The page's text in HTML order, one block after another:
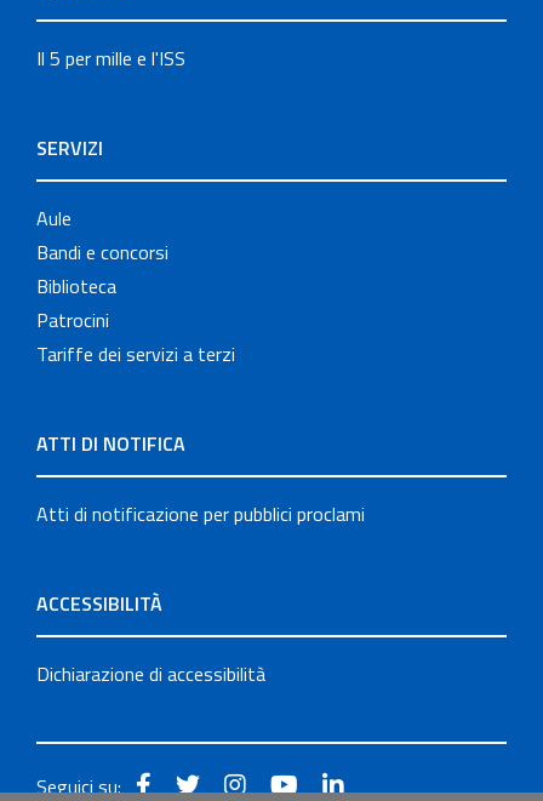
Il 5 per mille e l'ISS
SERVIZI
Aule
Bandi e concorsi
Biblioteca
Patrocini
Tariffe dei servizi a terzi
ATTI DI NOTIFICA
Atti di notificazione per pubblici proclami
ACCESSIBILITÀ
Dichiarazione di accessibilità
Seguici su: